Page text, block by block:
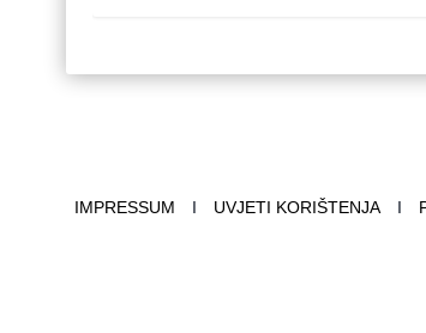
IMPRESSUM I UVJETI KORIŠTENJA I